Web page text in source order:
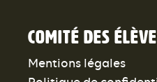
Comité des
Mentions légales